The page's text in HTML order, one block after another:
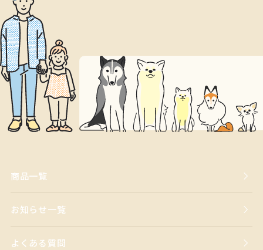
商品一覧
お知らせ一覧
よくある質問